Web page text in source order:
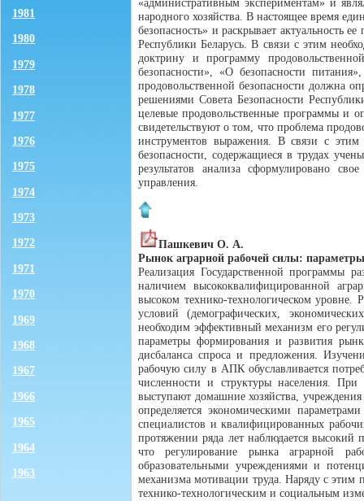
1981
1980
1979
1978
1977
1976
1975
1974
1973
1972
1971
1970
1969
1968
1967
1966
1965
1964
1963
«административным экспериментам» и
народного хозяйства. В настоящее время
безопасность» и раскрывает актуальность
Республики Беларусь. В связи с этим
доктрину и программу
безопасности», «О безопасности
продовольственной безопасности должна
решениями Совета Безопасности
целевые продовольственные программы и
свидетельствуют о том, что проблема
инструментов выражения. В связи с этим
безопасности, содержащиеся в трудах
результатов анализа сформулировано
управления.
Пашкевич О. А.
Рынок аграрной рабочей силы:
Реализация Государственной программы
наличием высококвалифицированной
высоком технико-технологическом уровне.
условий (демографических,
необходим эффективный механизм его
параметры формирования и развития
дисбаланса спроса и предложения.
рабочую силу в АПК обуславливается
численности и структуры населения.
выступают домашние хозяйства,
определяется экономическими
специалистов и квалифицированных
протяжении ряда лет наблюдается высокий
что регулирование рынка аграрной
образовательными учреждениями и
механизма мотивации труда. Наряду с этим
технико-технологическим и социальным